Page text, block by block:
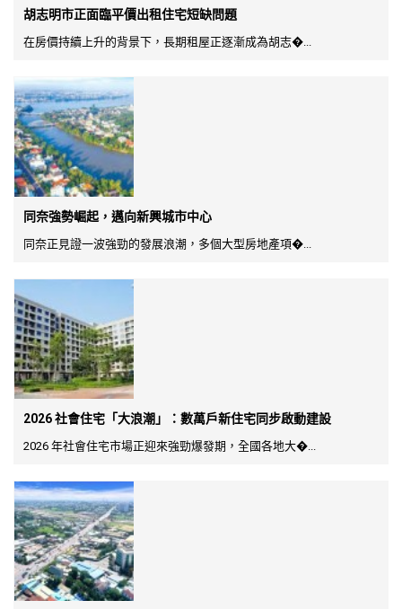
胡志明市正面臨平價出租住宅短缺問題
在房價持續上升的背景下，長期租屋正逐漸成為胡志�...
同奈強勢崛起，邁向新興城市中心
同奈正見證一波強勁的發展浪潮，多個大型房地產項�...
2026 社會住宅「大浪潮」：數萬戶新住宅同步啟動建設
2026 年社會住宅市場正迎來強勁爆發期，全國各地大�...